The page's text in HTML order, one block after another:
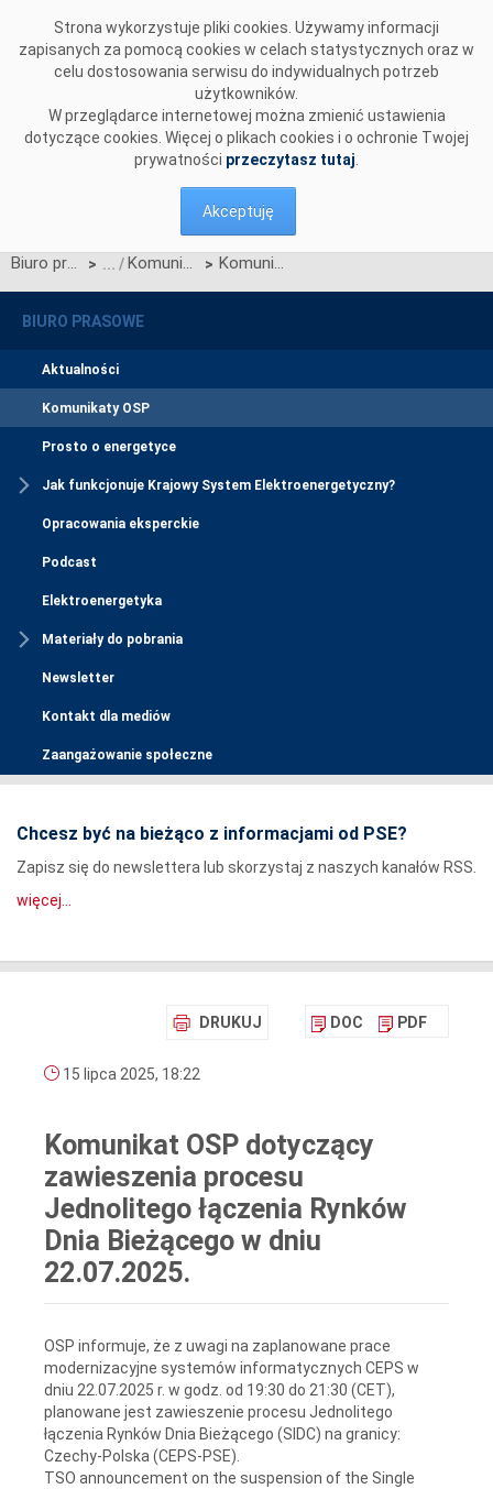
Strona wykorzystuje pliki cookies. Używamy informacji
zapisanych za pomocą cookies w celach statystycznych oraz w
celu dostosowania serwisu do indywidualnych potrzeb
użytkowników.
W przeglądarce internetowej można zmienić ustawienia
dotyczące cookies. Więcej o plikach cookies i o ochronie Twojej
prywatności przeczytasz tutaj
Akceptuję
Biuro prasowe > Komunikaty OSP > Komunikat OSP dotyczący zawieszenia procesu Jednolitego łączenia Rynków Dnia Bieżącego w dniu 22.07.2025.
BIURO PRASOWE
Aktualności
Komunikaty OSP
Prosto o energetyce
Jak funkcjonuje Krajowy System Elektroenergetyczny?
Opracowania eksperckie
Podcast
Elektroenergetyka
Materiały do pobrania
Newsletter
Kontakt dla mediów
Zaangażowanie społeczne
Chcesz być na bieżąco z informacjami od PSE?
Zapisz się do newslettera lub skorzystaj z naszych kanałów RSS.
więcej...
DRUKUJ DOC PDF
15 lipca 2025, 18:22
Komunikat OSP dotyczący
zawieszenia procesu
Jednolitego łączenia Rynków
Dnia Bieżącego w dniu
22.07.2025.
OSP informuje, że z uwagi na zaplanowane prace
modernizacyjne systemów informatycznych CEPS w
dniu 22.07.2025 r. w godz. od 19:30 do 21:30 (CET),
planowane jest zawieszenie procesu Jednolitego
łączenia Rynków Dnia Bieżącego (SIDC) na granicy:
Czechy-Polska (CEPS-PSE).
TSO announcement on the suspension of the Single